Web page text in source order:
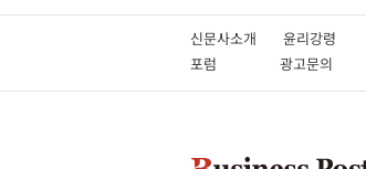
신문사소개 윤리강령
포럼
광고문의